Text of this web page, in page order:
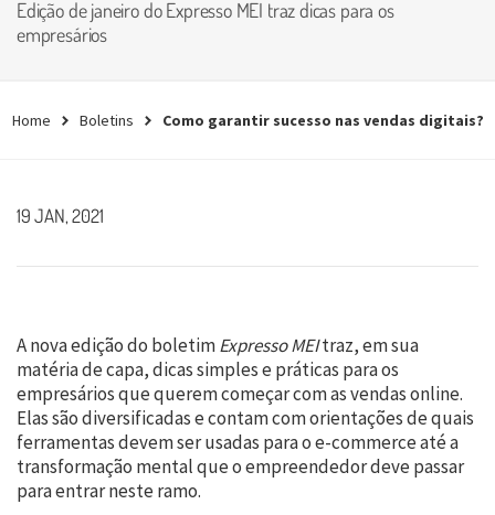
Edição de janeiro do Expresso MEI traz dicas para os
empresários
Home Boletins Como garantir sucesso nas vendas digitais?
19 JAN, 2021
A nova edição do boletimExpresso MEItraz, em sua
matéria de capa, dicas simples e práticas para os
empresários que querem começar com as vendas online.
Elas são diversificadas e contam com orientações de quais
ferramentas devem ser usadas para o e-commerce até a
transformação mental que o empreendedor deve passar
para entrar neste ramo.